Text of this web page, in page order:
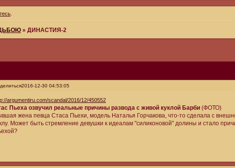
.
»ДИНАСТИЯ-2
2016-12-30 04:53:05
argumentiru.com/scandal/2016/12/450552
Пьеха озвучил реальные причины развода с живой куклой Барби(ФОТО)
жена певца Стаса Пьехи, модель Наталья Горчакова, что-то сделала с
Может быть стремление девушки к идеалам "силиконовой" долины и стало